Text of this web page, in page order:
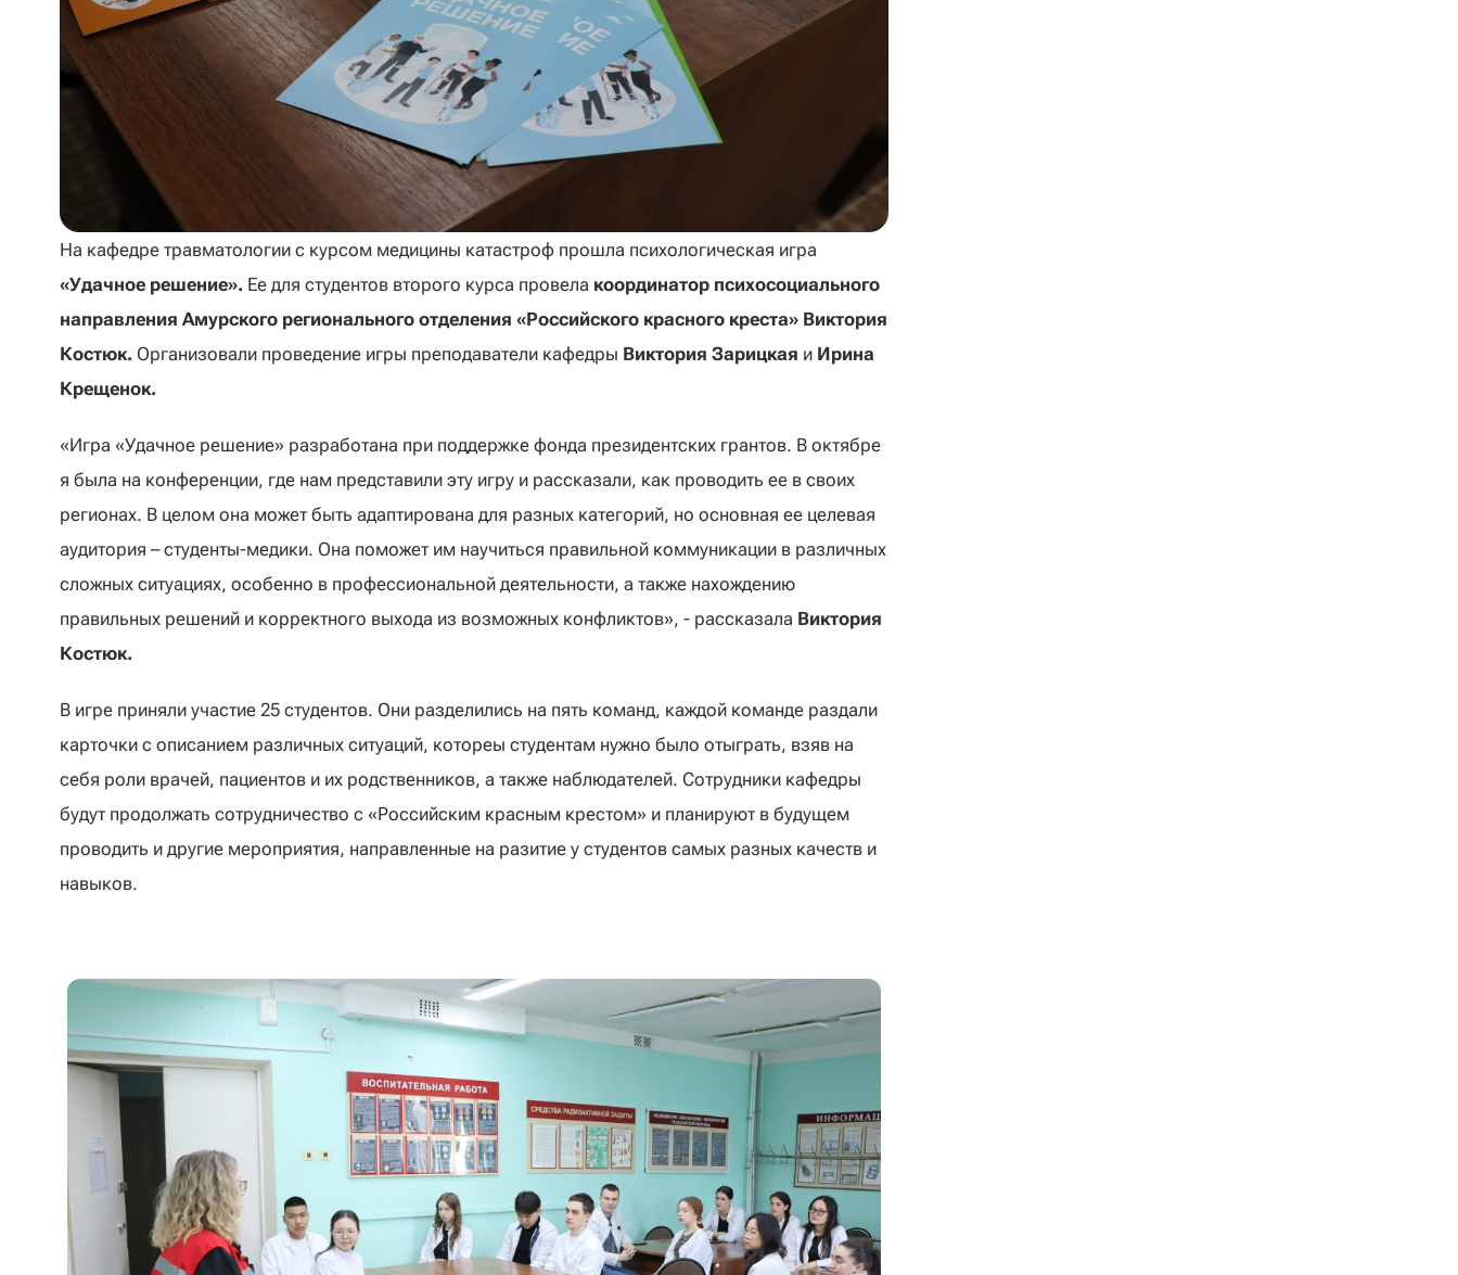
На кафедре травматологии с курсом медицины катастроф прошла психологическая игра
«Удачное решение». Ее для студентов второго курса провела координатор психосоциального
направления Амурского регионального отделения «Российского красного креста» Виктория
Костюк. Организовали проведение игры преподаватели кафедры Виктория Зарицкая и Ирина
Крещенок.
«Игра «Удачное решение» разработана при поддержке фонда президентских грантов. В октябре
я была на конференции, где нам представили эту игру и рассказали, как проводить ее в своих
регионах. В целом она может быть адаптирована для разных категорий, но основная ее целевая
аудитория – студенты-медики. Она поможет им научиться правильной коммуникации в различных
сложных ситуациях, особенно в профессиональной деятельности, а также нахождению
правильных решений и корректного выхода из возможных конфликтов», - рассказала Виктория
Костюк.
В игре приняли участие 25 студентов. Они разделились на пять команд, каждой команде раздали
карточки с описанием различных ситуаций, котореы студентам нужно было отыграть, взяв на
себя роли врачей, пациентов и их родственников, а также наблюдателей. Сотрудники кафедры
будут продолжать сотрудничество с «Российским красным крестом» и планируют в будущем
проводить и другие мероприятия, направленные на разитие у студентов самых разных качеств и
навыков.